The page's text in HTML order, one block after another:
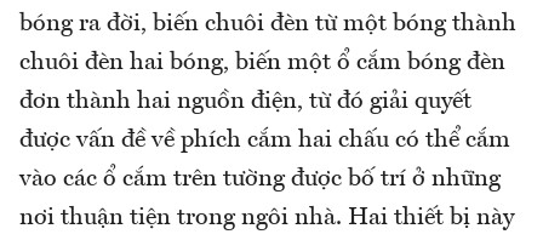
bóng ra đời, biến chuôi đèn từ một bóng thành
chuôi đèn hai bóng, biến một ổ cắm bóng đèn
đơn thành hai nguồn điện, từ đó giải quyết
được vấn đề về phích cắm hai chấu có thể cắm
vào các ổ cắm trên tường được bố trí ở những
nơi thuận tiện trong ngôi nhà. Hai thiết bị này